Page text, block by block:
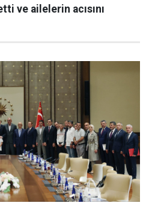
ve ailelerin acısını